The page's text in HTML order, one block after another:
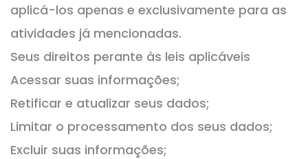
aplicá-los apenas e exclusivamente para as
atividades já mencionadas.
Seus direitos perante às leis aplicáveis
Acessar suas informações;
Retificar e atualizar seus dados;
Limitar o processamento dos seus dados;
Excluir suas informações;